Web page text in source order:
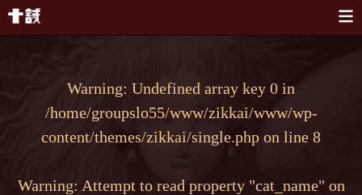
Warning: Undefined array key 0 in
/home/groupslo55/www/zikkai/www/wp-
content/themes/zikkai/single.php on line 8
Warning: Attempt to read property "cat_name" on